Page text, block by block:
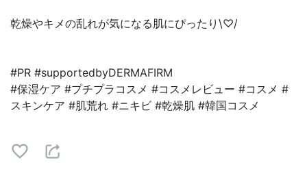
乾燥やキメの乱れが気になる肌にぴったり\♡/
#PR #supportedbyDERMAFIRM
#保湿ケア #プチプラコスメ #コスメレビュー #コスメ #
スキンケア #肌荒れ #ニキビ #乾燥肌 #韓国コスメ